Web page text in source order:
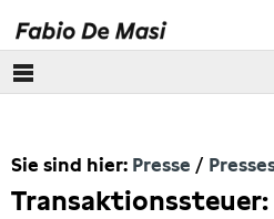
Europäisches Parlament
Sie sind hier: Presse